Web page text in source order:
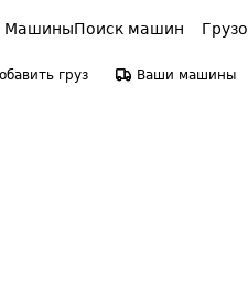
МашиныПоиск машин
груз Ваши машины